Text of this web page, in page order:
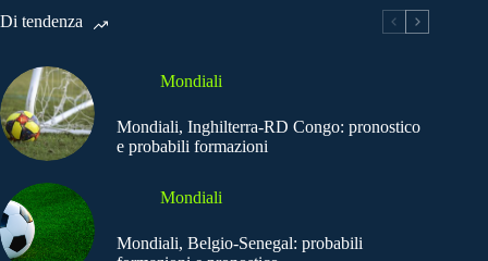
Di tendenza
Mondiali
Mondiali, Inghilterra-RD Congo: pronostico
e probabili formazioni
Mondiali
Mondiali, Belgio-Senegal: probabili